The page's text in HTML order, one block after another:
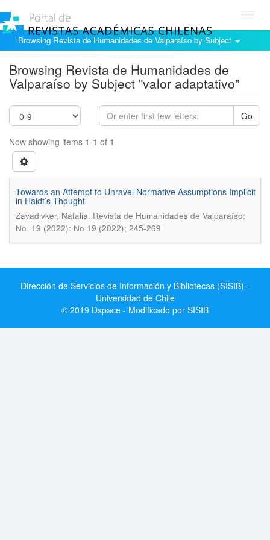
Browsing Revista de Humanidades de Valparaíso by Subject
Browsing Revista de Humanidades de
Valparaíso by Subject "valor adaptativo"
Go
Now showing items 1-1 of 1
Towards an Attempt to Unravel Normative Assumptions Implicit
in Haidt’s Thought
Zavadivker, Natalia. Revista de Humanidades de Valparaíso;
No. 19 (2022): No 19 (2022); 245-269
Dirección de Servicios de Información y Bibliotecas (SISIB) -
Universidad de Chile
© 2019 Dspace - Modificado por SISIB